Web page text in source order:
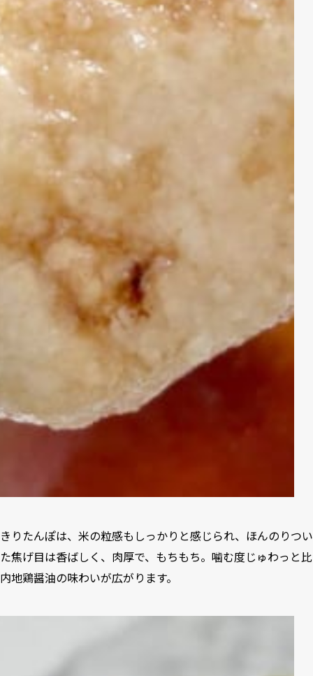
きりたんぽは、米の粒感もしっかりと感じられ、ほんのりつい
た焦げ目は香ばしく、肉厚で、もちもち。噛む度じゅわっと比
内地鶏醤油の味わいが広がります。